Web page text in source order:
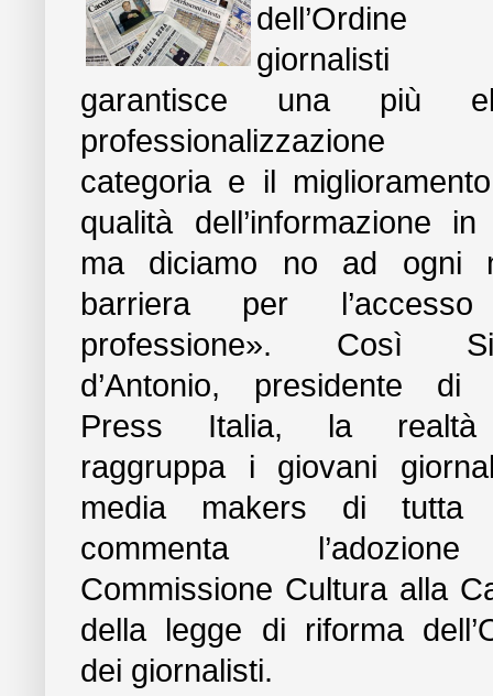
garantisce una più
professionalizzazione
categoria e il
qualità dell’informazione in
ma diciamo no ad ogni
barriera per
professione». Così
d’Antonio, presidente di
Press Italia, la
raggruppa i giovani
media makers di tutta
commenta
Commissione Cultura alla
della legge di riforma
dei giornalisti.